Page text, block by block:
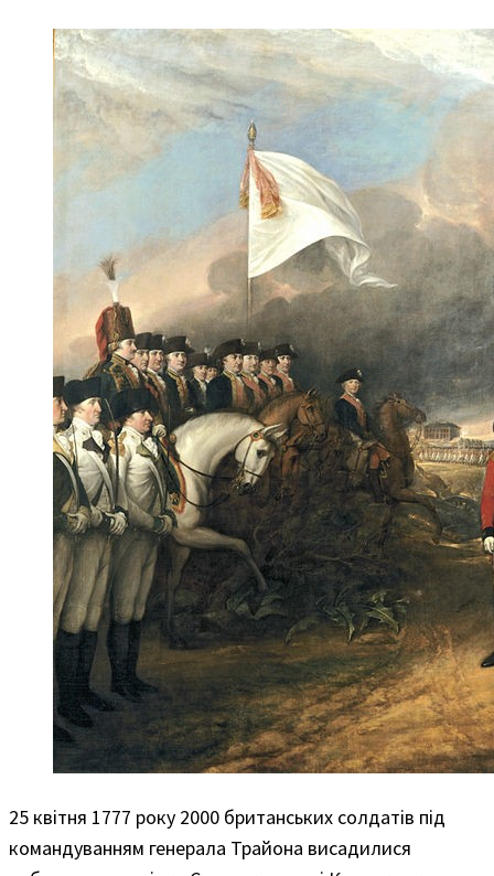
25 квітня 1777 року 2000 британських солдатів під
командуванням генерала Трайона висадилися